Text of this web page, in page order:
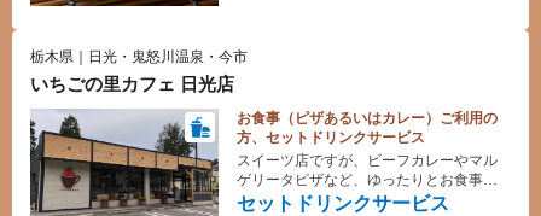
栃木県｜日光・鬼怒川温泉・今市
いちごの里カフェ 日光店
お食事（ピザあるいはカレー）ご利用の
方、セットドリンクサービス
セットドリンクサービス
スイーツ店ですが、ビーフカレーやマル
ゲリータピザなど、ゆったりとお食事を
お楽しみいただけます。